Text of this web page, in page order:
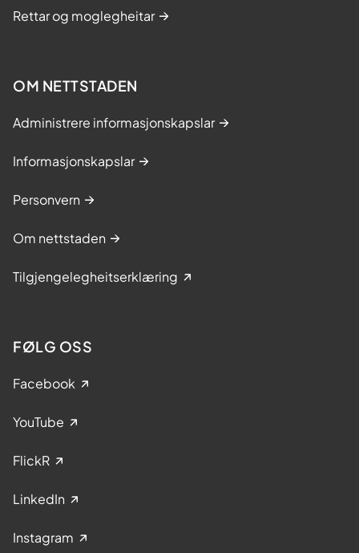
Rettar og moglegheitar
OM NETTSTADEN
Administrere informasjonskapslar
Informasjonskapslar
Personvern
Om nettstaden
Tilgjengelegheitserklæring
FØLG OSS
Facebook
YouTube
FlickR
LinkedIn
Instagram